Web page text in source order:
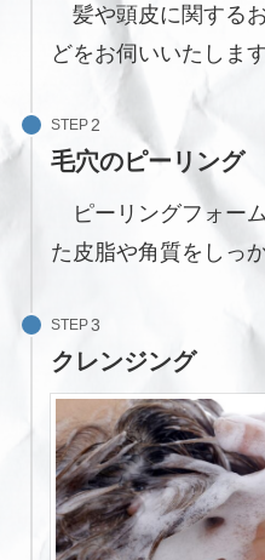
髪や頭皮に関する
どをお伺いいたします
STEP
毛穴のピーリング
ピーリングフォー
た皮脂や角質をしっ
STEP
クレンジング